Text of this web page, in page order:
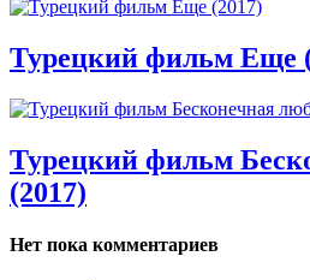
Турецкий фильм Еще
Турецкий фильм
(2017)
Нет пока комментариев